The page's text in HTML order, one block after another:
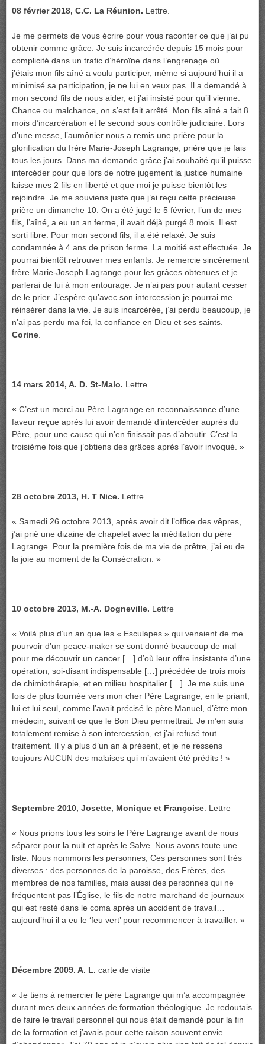
08 février 2018, C.C. La Réunion. Lettre.
Je me permets de vous écrire pour vous raconter ce que j’ai pu
obtenir comme grâce. Je suis incarcérée depuis 15 mois pour
complicité dans un trafic d’héroïne dans l’engrenage où
j’étais mon fils aîné a voulu participer, même si aujourd’hui il a
minimisé sa participation, je ne lui en veux pas. Il a demandé à
mon second fils de nous aider, et j’ai insisté pour qu’il vienne.
Chance ou malchance, on s’est fait arrêté. Mon fils aîné a fait 8
mois d’incarcération et le second sous contrôle judiciaire. Lors
d’une messe, l’aumônier nous a remis une prière pour la
glorification du frère Marie-Joseph Lagrange, prière que je fais
tous les jours. Dans ma demande grâce j’ai souhaité qu’il puisse
intercéder pour que lors de notre jugement la justice humaine
laisse mes 2 fils en liberté et que moi je puisse bientôt les
rejoindre. Je me souviens juste que j’ai reçu cette précieuse
prière un dimanche 10. On a été jugé le 5 février, l’un de mes
fils, l’aîné, a eu un an ferme, il avait déjà purgé 8 mois. Il est
sorti libre. Pour mon second fils, il a été relaxé. Je suis
condamnée à 4 ans de prison ferme. La moitié est effectuée. Je
pourrai bientôt retrouver mes enfants. Je remercie sincèrement
frère Marie-Joseph Lagrange pour les grâces obtenues et je
parlerai de lui à mon entourage. Je n’ai pas pour autant cesser
de le prier. J’espère qu’avec son intercession je pourrai me
réinsérer dans la vie. Je suis incarcérée, j’ai perdu beaucoup, je
n’ai pas perdu ma foi, la confiance en Dieu et ses saints.
Corine
14 mars 2014, A. D. St-Malo. Lettre
« C’est un merci au Père Lagrange en reconnaissance d’une
faveur reçue après lui avoir demandé d’intercéder auprès du
Père, pour une cause qui n’en finissait pas d’aboutir. C’est la
troisième fois que j’obtiens des grâces après l’avoir invoqué. »
28 octobre 2013, H. T Nice. Lettre
« Samedi 26 octobre 2013, après avoir dit l’office des vêpres,
j’ai prié une dizaine de chapelet avec la méditation du père
Lagrange. Pour la première fois de ma vie de prêtre, j’ai eu de
la joie au moment de la Consécration. »
10 octobre 2013, M.-A. Dogneville. Lettre
« Voilà plus d’un an que les « Esculapes » qui venaient de me
pourvoir d’un peace-maker se sont donné beaucoup de mal
pour me découvrir un cancer […] d’où leur offre insistante d’une
opération, soi-disant indispensable […] précédée de trois mois
de chimiothérapie, et en milieu hospitalier […]. Je me suis une
fois de plus tournée vers mon cher Père Lagrange, en le priant,
lui et lui seul, comme l’avait précisé le père Manuel, d’être mon
médecin, suivant ce que le Bon Dieu permettrait. Je m’en suis
totalement remise à son intercession, et j’ai refusé tout
traitement. Il y a plus d’un an à présent, et je ne ressens
toujours AUCUN des malaises qui m’avaient été prédits ! »
Septembre 2010, Josette, Monique et Françoise . Lettre
« Nous prions tous les soirs le Père Lagrange avant de nous
séparer pour la nuit et après le Salve. Nous avons toute une
liste. Nous nommons les personnes, Ces personnes sont très
diverses : des personnes de la paroisse, des Frères, des
membres de nos familles, mais aussi des personnes qui ne
fréquentent pas l’Église, le fils de notre marchand de journaux
qui est resté dans le coma après un accident de travail…
aujourd’hui il a eu le ‘feu vert’ pour recommencer à travailler. »
Décembre 2009. A. L. carte de visite
« Je tiens à remercier le père Lagrange qui m’a accompagnée
durant mes deux années de formation théologique. Je redoutais
de faire le travail personnel qui nous était demandé pour la fin
de la formation et j’avais pour cette raison souvent envie